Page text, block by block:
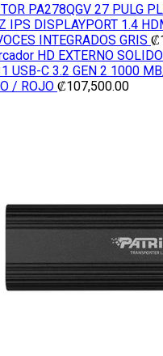
PA278QGV 27 PULG
IPS DISPLAYPORT 1.4
INTEGRADOS GRIS ₡
HD EXTERNO
USB-C 3.2 GEN 2 1000
/ ROJO ₡107,500.00